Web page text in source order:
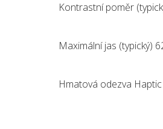
Kontrastní poměr
Maximální jas (typický)
Hmatová odezva